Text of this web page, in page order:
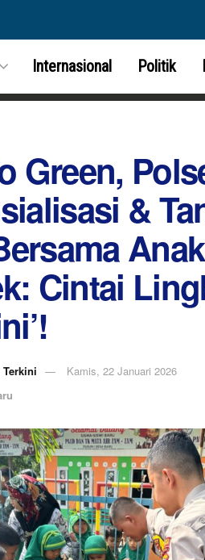
Internasional Politik
Green,
&
Cintai
Kamis, 22 Januari 2026